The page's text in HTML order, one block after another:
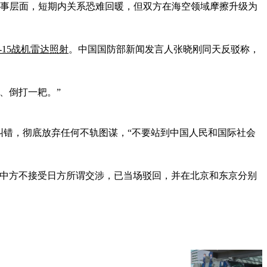
层面，短期内关系恐难回暖，但双方在海空领域摩擦升级为
战机雷达照射。中国国防部新闻发言人张晓刚同天反驳称，
倒打一耙。”
，彻底放弃任何不轨图谋，“不要站到中国人民和国际社会
方不接受日方所谓交涉，已当场驳回，并在北京和东京分别